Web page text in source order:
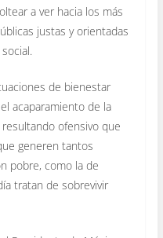
a ver hacia los más
justas y orientadas
de bienestar
acaparamiento de la
ofensivo que
generen tantos
pobre, como la de
tratan de sobrevivir